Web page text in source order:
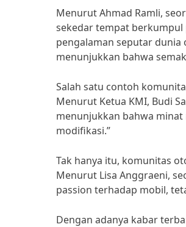
Menurut Ahmad Ramli,
sekedar tempat
pengalaman seputar
menunjukkan bahwa
Salah satu contoh
Menurut Ketua KMI, Budi
menunjukkan bahwa
modifikasi.”
Tak hanya itu, komunitas
Menurut Lisa Anggraeni,
passion terhadap mobil,
Dengan adanya kabar